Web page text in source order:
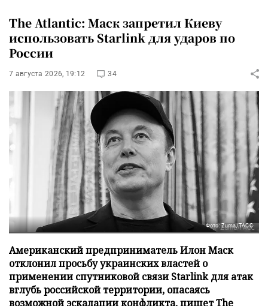
The Atlantic: Маск запретил Киеву
использовать Starlink для ударов по
России
7 августа 2026, 19:12 34
Фото: Zuma/ТАСС
Американский предприниматель Илон Маск
отклонил просьбу украинских властей о
применении спутниковой связи Starlink для атак
вглубь российской территории, опасаясь
возможной эскалации конфликта, пишет The